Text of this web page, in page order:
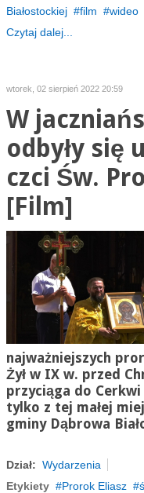
Białostockiej
film
wideo
Czytaj dalej...
wtorek, 02 sierpień 2022 20:59
W
odbyły się
czci Św.
[Film]
najważniejszych
Żył w IX w. przed
przyciąga do
tylko z tej małej
gminy Dąbrowa
Dział: Wydarzenia
Etykiety
Prorok Eliasz